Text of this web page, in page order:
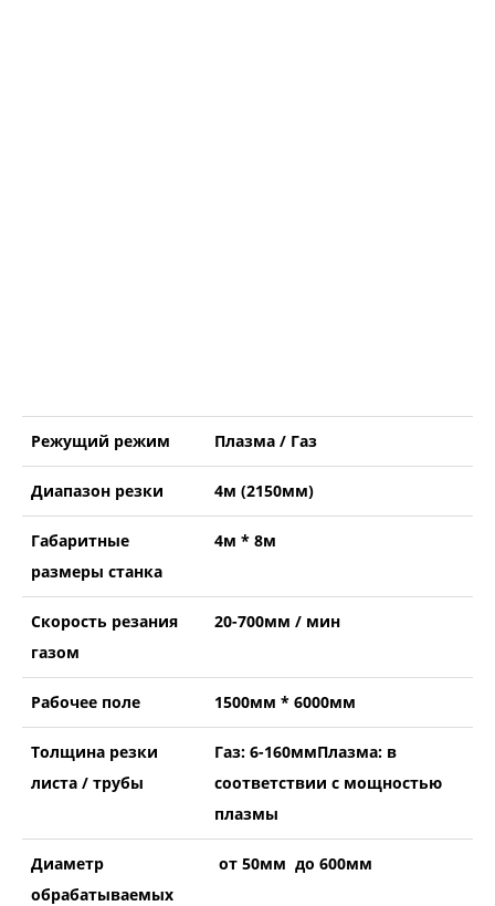
Режущий режим Плазма / Газ
Диапазон резки 4м (2150мм)
Габаритные
размеры станка
4м * 8м
Скорость резания
газом
20-700мм / мин
Рабочее поле 1500мм * 6000мм
Толщина резки
листа / трубы
Газ: 6-160ммПлазма: в
соответствии с мощностью
плазмы
Диаметр
обрабатываемых
от 50мм до 600мм